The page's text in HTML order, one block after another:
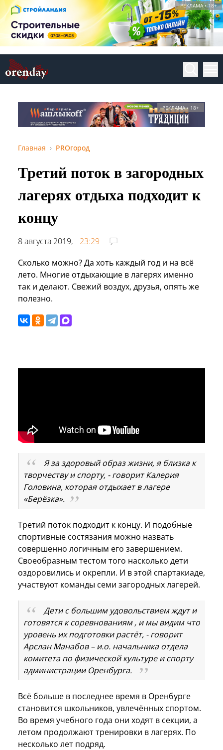
РЕКЛАМА • 18+
РЕКЛАМА • 18+
Главная PROгород
Третий поток в загородных
лагерях отдыха подходит к
концу
8 августа 2019,
23:29
Сколько можно? Да хоть каждый год и на всё
лето. Многие отдыхающие в лагерях именно
так и делают. Свежий воздух, друзья, опять же
полезно.
Я за здоровый образ жизни, я близка к
творчеству и спорту, - говорит Калерия
Головина, которая отдыхает в лагере
«Берёзка».
Третий поток подходит к концу. И подобные
спортивные состязания можно назвать
совершенно логичным его завершением.
Своеобразным тестом того насколько дети
оздоровились и окрепли. И в этой спартакиаде,
участвуют команды семи загородных лагерей.
Дети с большим удовольствием ждут и
готовятся к соревнованиям , и мы видим что
уровень их подготовки растёт, - говорит
Арслан Манабов – и.о. начальника отдела
комитета по физической культуре и спорту
администрации Оренбурга.
Всё больше в последнее время в Оренбурге
становится школьников, увлечённых спортом.
Во время учебного года они ходят в секции, а
летом продолжают тренировки в лагерях. По
несколько лет подряд.